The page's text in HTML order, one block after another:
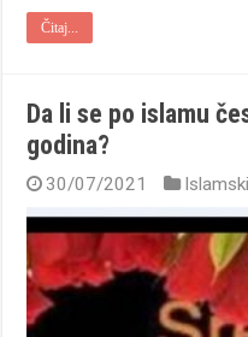
Čitaj...
Da li se po islamu
godina?
30/07/2021